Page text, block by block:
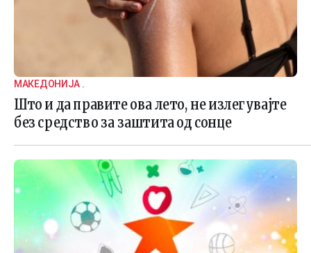
МАКЕДОНИЈА .
Што и да правите ова лето, не излегувајте
без средство за заштита од сонце